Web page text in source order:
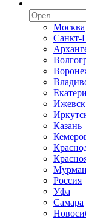
Москва
Санкт-
Ижевск
Казань
Россия
Уфа
Самара